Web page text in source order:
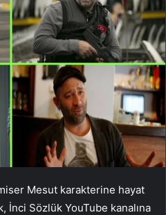
Mesut karakterine hayat
İnci Sözlük YouTube kanalına